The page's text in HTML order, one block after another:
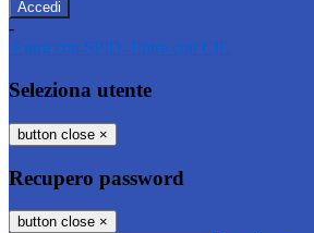
-
Entra con SPID Entra con CIE
Seleziona utente
button close ×
Recupero password
button close ×